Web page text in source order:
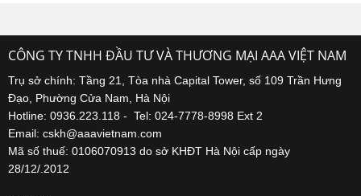
CÔNG TY TNHH ĐẦU TƯ VÀ THƯƠNG MẠI AAA VIỆT NAM
Trụ sở chính: Tầng 21, Tòa nhà Capital Tower, số 109 Trần Hưng
Đạo, Phường Cửa Nam, Hà Nội
Hotline: 0936.223.118 - Tel: 024-7778-8998 Ext 2
Email: cskh@aaavietnam.com
Mã số thuế: 0106070913 do sở KHĐT Hà Nội cấp ngày
28/12/.2012